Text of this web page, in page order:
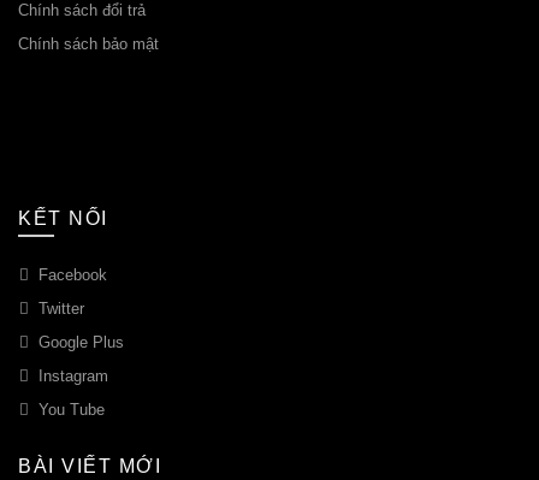
Chính sách đổi trả
Chính sách bảo mật
KẾT NỐI
Facebook
Twitter
Google Plus
Instagram
You Tube
BÀI VIẾT MỚI